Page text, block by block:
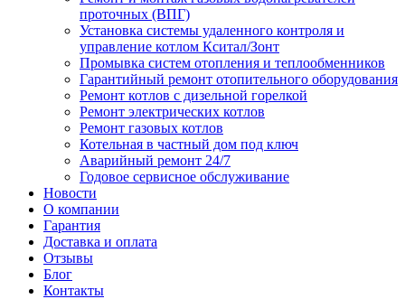
проточных (ВПГ)
Установка системы удаленного контроля и
управление котлом Кситал/Зонт
Промывка систем отопления и теплообменников
Гарантийный ремонт отопительного оборудования
Ремонт котлов с дизельной горелкой
Ремонт электрических котлов
Ремонт газовых котлов
Котельная в частный дом под ключ
Аварийный ремонт 24/7
Годовое сервисное обслуживание
Новости
О компании
Гарантия
Доставка и оплата
Отзывы
Блог
Контакты